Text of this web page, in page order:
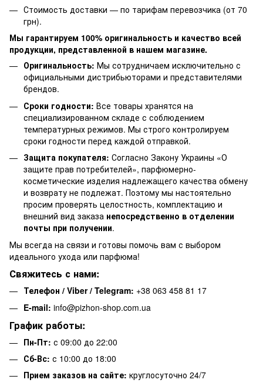
Стоимость доставки — по тарифам перевозчика (от 70
грн).
Мы гарантируем 100% оригинальность и качество всей
продукции, представленной в нашем магазине.
Оригинальность: Мы сотрудничаем исключительно с
официальными дистрибьюторами и представителями
брендов.
Сроки годности: Все товары хранятся на
специализированном складе с соблюдением
температурных режимов. Мы строго контролируем
сроки годности перед каждой отправкой.
Защита покупателя: Согласно Закону Украины «О
защите прав потребителей», парфюмерно-
косметические изделия надлежащего качества обмену
и возврату не подлежат. Поэтому мы настоятельно
просим проверять целостность, комплектацию и
внешний вид заказа непосредственно в отделении
почты при получении.
Мы всегда на связи и готовы помочь вам с выбором
идеального ухода или парфюма!
Свяжитесь с нами:
Телефон / Viber / Telegram: +38 063 458 81 17
E-mail: info@pizhon-shop.com.ua
График работы:
Пн-Пт: с 09:00 до 22:00
Сб-Вс: с 10:00 до 18:00
Прием заказов на сайте: круглосуточно 24/7